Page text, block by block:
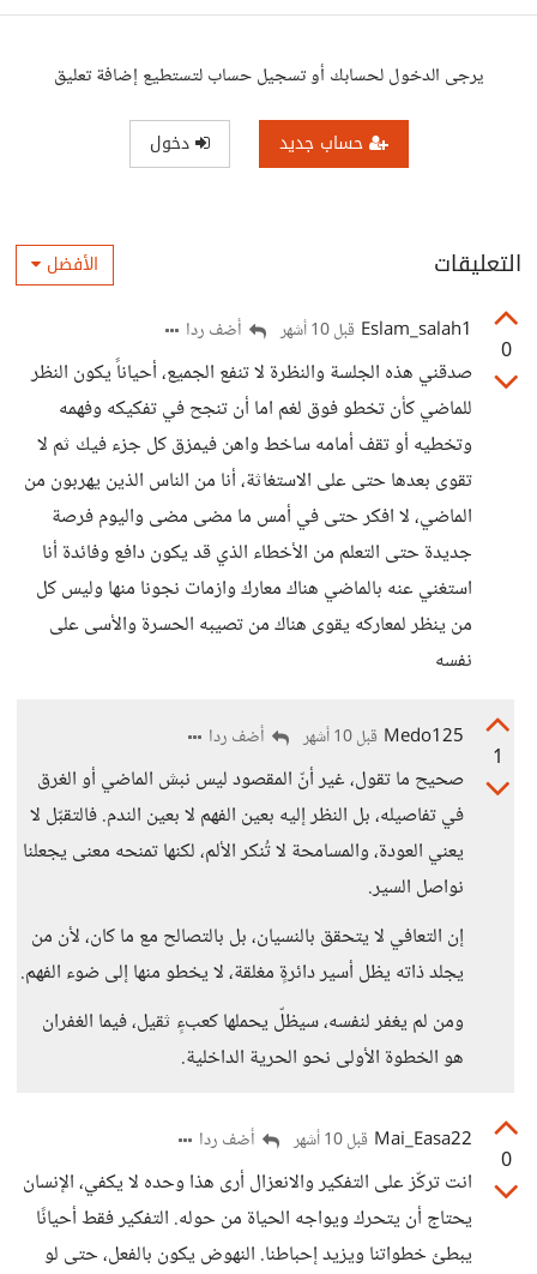
يرجى الدخول لحسابك أو تسجيل حساب لتستطيع إضافة تعليق
حساب جديد دخول
التعليقات الأفضل
0
Eslam_salah1 قبل 10 أشهر أضف ردا
صدقني هذه الجلسة والنظرة لا تنفع الجميع، أحياناً يكون النظر
للماضي كأن تخطو فوق لغم اما أن تنجح في تفكيكه وفهمه
وتخطيه أو تقف أمامه ساخط واهن فيمزق كل جزء فيك ثم لا
تقوى بعدها حتى على الاستغاثة، أنا من الناس الذين يهربون من
الماضي، لا افكر حتى في أمس ما مضى مضى واليوم فرصة
جديدة حتى التعلم من الأخطاء الذي قد يكون دافع وفائدة أنا
استغني عنه بالماضي هناك معارك وازمات نجونا منها وليس كل
من ينظر لمعاركه يقوى هناك من تصيبه الحسرة والأسى على
نفسه
1
Medo125 قبل 10 أشهر أضف ردا
صحيح ما تقول، غير أنّ المقصود ليس نبش الماضي أو الغرق
في تفاصيله، بل النظر إليه بعين الفهم لا بعين الندم. فالتقبّل لا
يعني العودة، والمسامحة لا تُنكر الألم، لكنها تمنحه معنى يجعلنا
نواصل السير.
إن التعافي لا يتحقق بالنسيان، بل بالتصالح مع ما كان، لأن من
يجلد ذاته يظل أسير دائرةٍ مغلقة، لا يخطو منها إلى ضوء الفهم.
ومن لم يغفر لنفسه، سيظلّ يحملها كعبءٍ ثقيل، فيما الغفران
هو الخطوة الأولى نحو الحرية الداخلية.
0
Mai_Easa22 قبل 10 أشهر أضف ردا
انت تركّز على التفكير والانعزال أرى هذا وحده لا يكفي، الإنسان
يحتاج أن يتحرك ويواجه الحياة من حوله. التفكير فقط أحيانًا
يبطئ خطواتنا ويزيد إحباطنا. النهوض يكون بالفعل، حتى لو